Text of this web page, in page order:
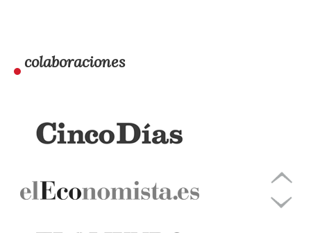
colaboraciones